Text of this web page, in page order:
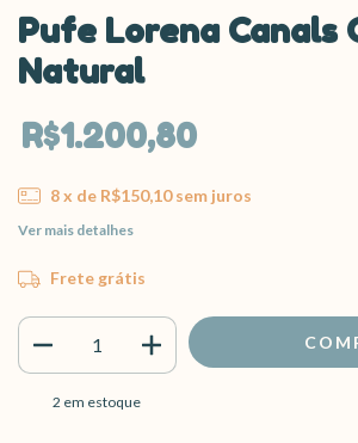
Pufe Lorena Canals
Natural
R$1.200,80
8x de R$150,10 sem juros
Ver mais detalhes
Frete grátis
2 em estoque